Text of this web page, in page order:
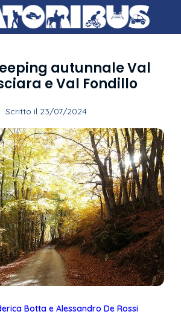
autunnale Val
e Val Fondillo
Scritto il 23/07/2024
Botta e Alessandro De Rossi